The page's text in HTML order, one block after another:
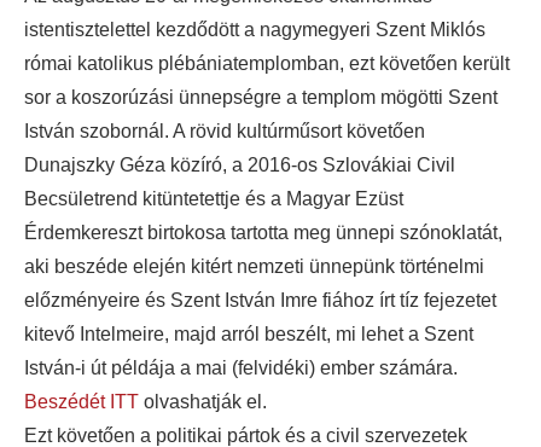
istentisztelettel kezdődött a nagymegyeri Szent Miklós
római katolikus plébániatemplomban, ezt követően került
sor a koszorúzási ünnepségre a templom mögötti Szent
István szobornál. A rövid kultúrműsort követően
Dunajszky Géza közíró, a 2016-os Szlovákiai Civil
Becsületrend kitüntetettje és a Magyar Ezüst
Érdemkereszt birtokosa tartotta meg ünnepi szónoklatát,
aki beszéde elején kitért nemzeti ünnepünk történelmi
előzményeire és Szent István Imre fiához írt tíz fejezetet
kitevő Intelmeire, majd arról beszélt, mi lehet a Szent
István-i út példája a mai (felvidéki) ember számára.
Beszédét ITT olvashatják el.
Ezt követően a politikai pártok és a civil szervezetek